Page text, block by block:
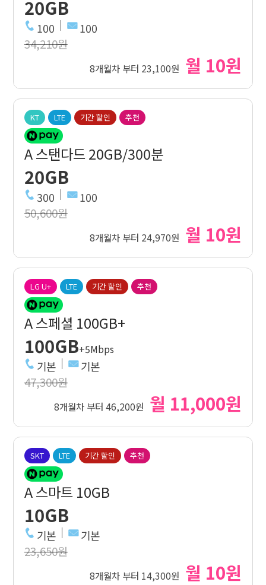
20GB
100 100
34,210원
8개월차 부터 23,100원 월 10원
KT LTE 기간 할인 추천
A 스탠다드 20GB/300분
20GB
300 100
50,600원
8개월차 부터 24,970원 월 10원
LG U+ LTE 기간 할인 추천
A 스페셜 100GB+
100GB+5Mbps
기본 기본
47,300원
8개월차 부터 46,200원 월 11,000원
SKT LTE 기간 할인 추천
A 스마트 10GB
10GB
기본 기본
23,650원
8개월차 부터 14,300원 월 10원